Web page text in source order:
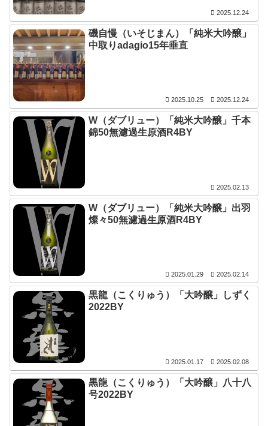
2025.12.24
磯自慢（いそじまん）「純米大吟醸」
中取りadagio15年垂直
2025.10.25 2025.12.24
W（ダブリュー）「純米大吟醸」千本
錦50無濾過生原酒R4BY
2025.02.13
W（ダブリュー）「純米大吟醸」出羽
燦々50無濾過生原酒R4BY
2025.01.29 2025.02.14
黒龍（こくりゅう）「大吟醸」しずく
2022BY
2025.01.17 2025.02.08
黒龍（こくりゅう）「大吟醸」八十八
号2022BY